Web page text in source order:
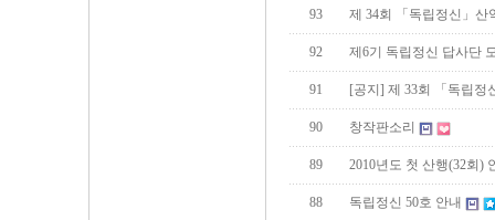
93 제 34회 「독립정신」산
92 제6기 독립정신 답사단
91 [공지] 제 33회 「독립정
90 창작판소리
89 2010년도 첫 산행(32회)
88 독립정신 50호 안내